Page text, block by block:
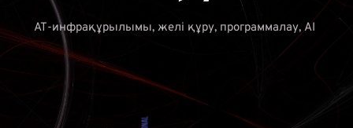
АТ-инфрақұрылымы, желі құру, программалау, AI